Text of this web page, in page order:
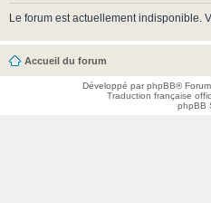
Le forum est actuellement indisponible.
Accueil du forum
Développé parphpBB®
Traduction française
phpBB